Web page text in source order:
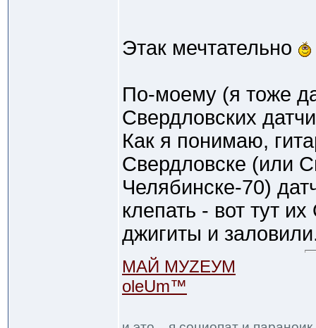
Этак мечтательно
По-моему (я тоже
Свердловских
Как я понимаю,
Свердловске (или
Челябинске-70)
клепать - вот тут
джигиты и
МАЙ МУZЕУМ
oleUm™